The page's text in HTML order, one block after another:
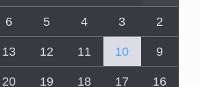
2
3
4
5
6
9
10
11
12
13
16
17
18
19
20